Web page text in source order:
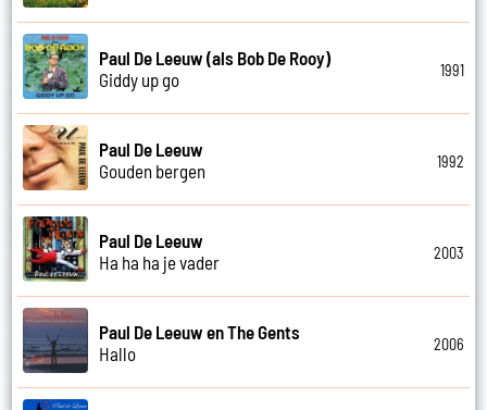
Paul De Leeuw (als Bob De Rooy)
Giddy up go
1991
Paul De Leeuw
Gouden bergen
1992
Paul De Leeuw
Ha ha ha je vader
2003
Paul De Leeuw en The Gents
Hallo
2006